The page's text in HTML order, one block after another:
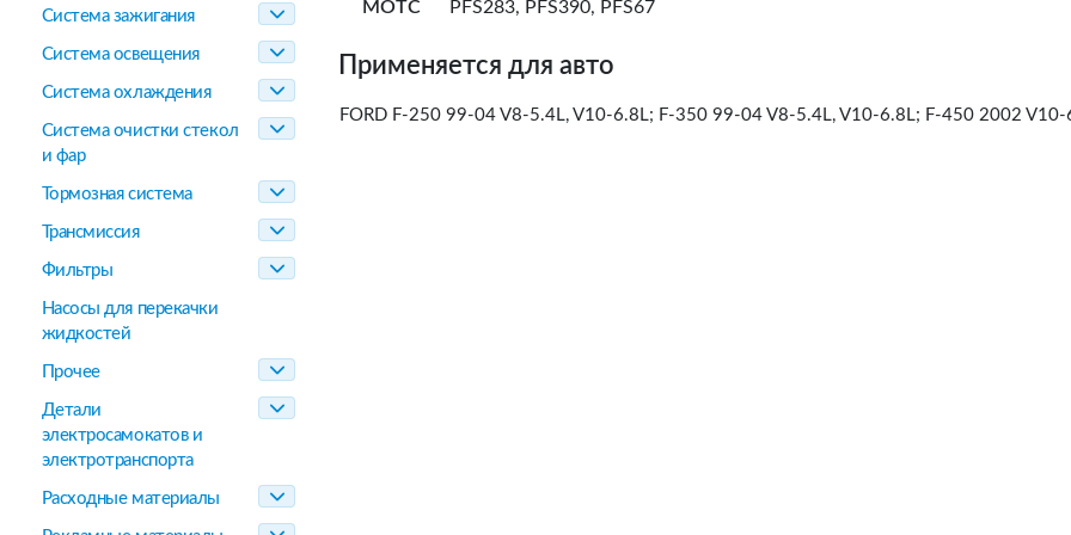
Система зажигания
Система освещения
Система охлаждения
Система очистки стекол
и фар
Тормозная система
Трансмиссия
Фильтры
Насосы для перекачки
жидкостей
Прочее
Детали
электросамокатов и
электротранспорта
Расходные материалы
MOTC PFS283, PFS390, PFS67
Применяется для авто
FORD F-250 99-04 V8-5.4L, V10-6.8L; F-350 99-04 V8-5.4L, V10-6.8L; F-450 2002 V10-